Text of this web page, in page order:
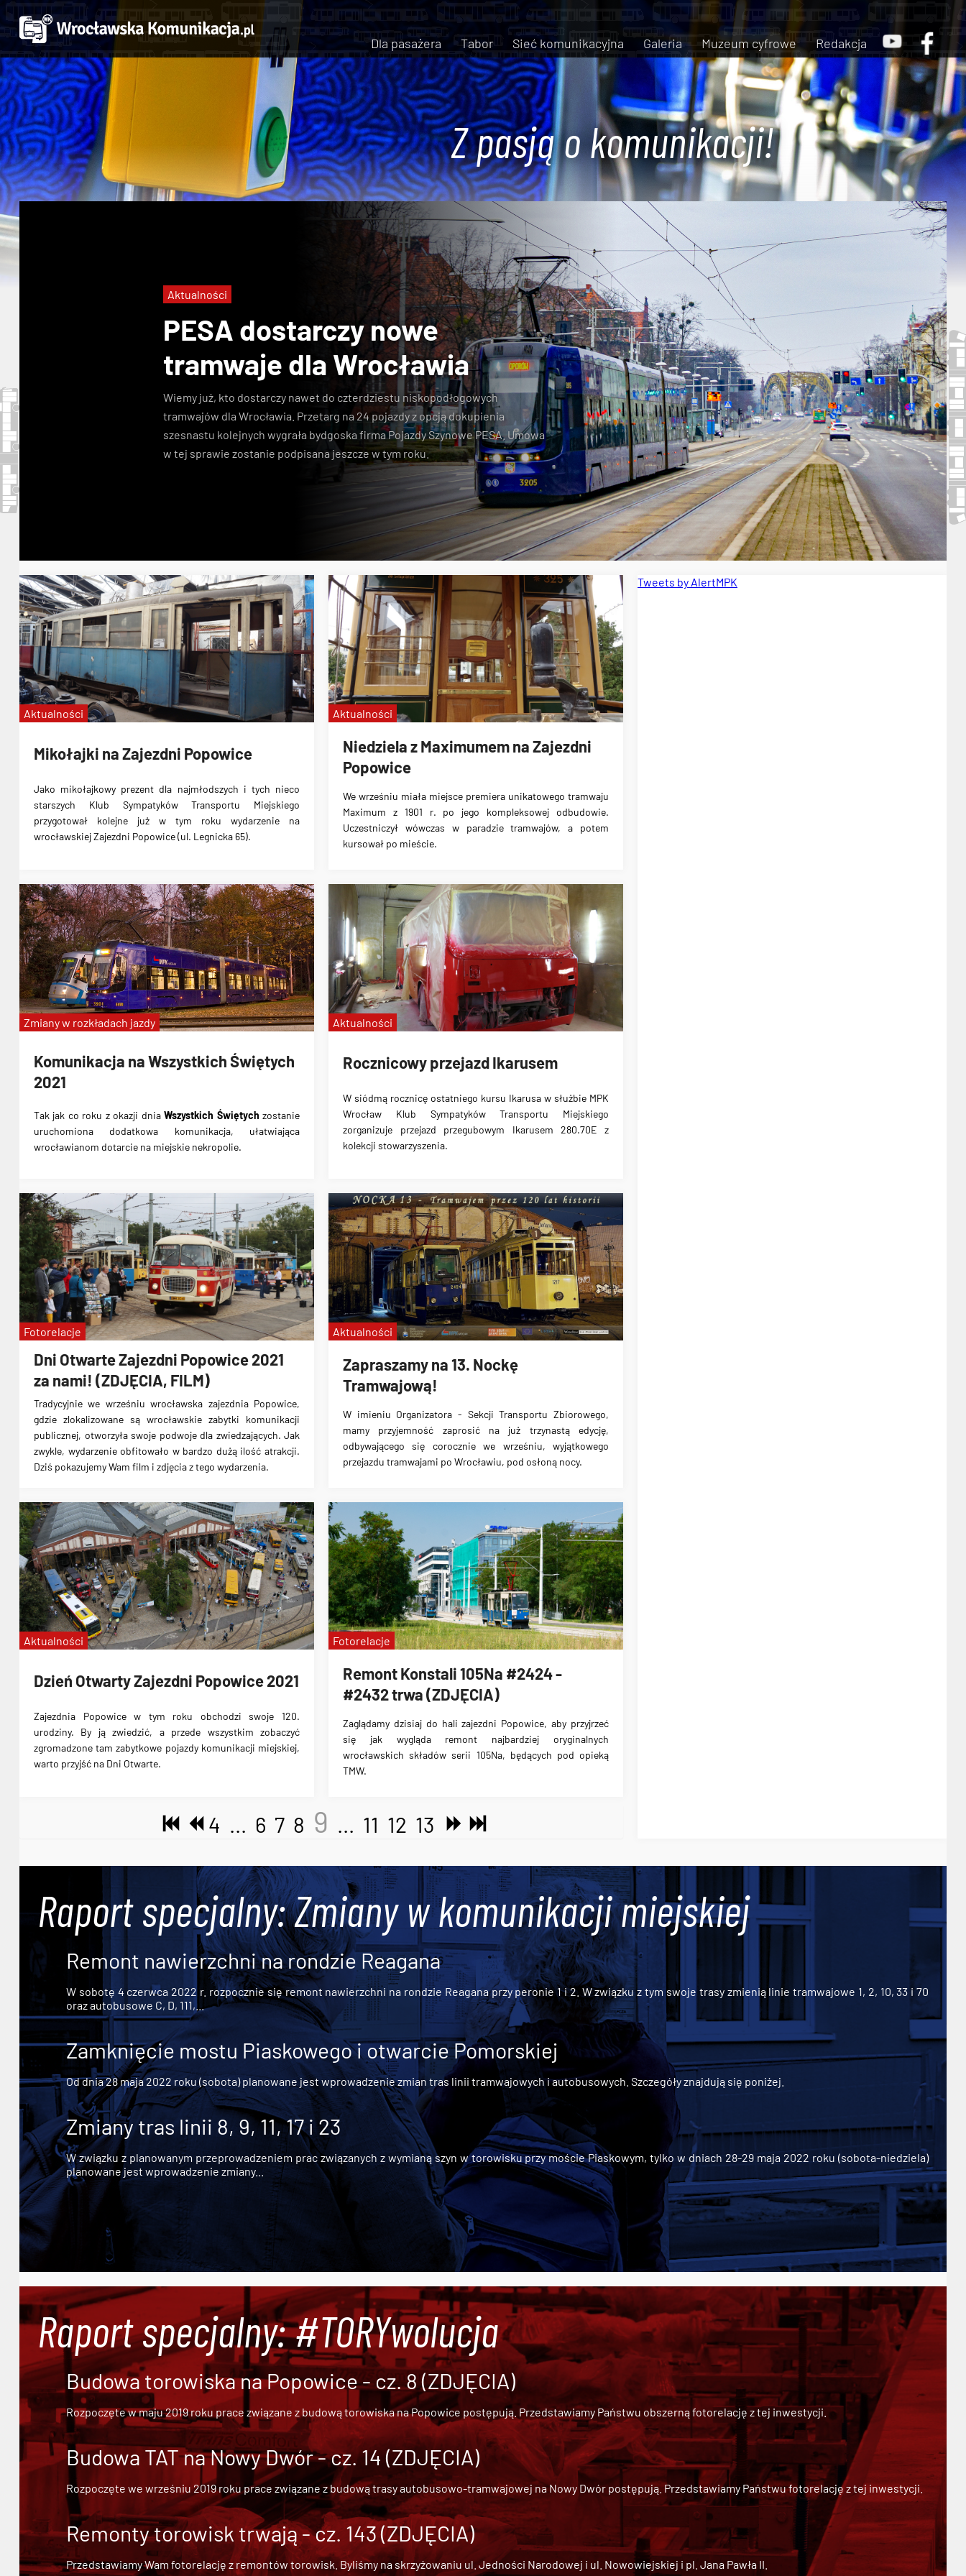
Dla pasażera Tabor Sieć komunikacyjna Galeria Muzeum cyfrowe Redakcja
Z pasją o komunikacji!
PESA dostarczy nowe
tramwaje dla Wrocławia
Wiemy już, kto dostarczy nawet do czterdziestu niskopodłogowych
tramwajów dla Wrocławia. Przetarg na 24 pojazdy z opcją dokupienia
szesnastu kolejnych wygrała bydgoska firma Pojazdy Szynowe PESA. Umowa
w tej sprawie zostanie podpisana jeszcze w tym roku.
Aktualności
Pesa przetarg nowe tramwaje
Mikołajki na Zajezdni Popowice
Jako mikołajkowy prezent dla najmłodszych i tych nieco
starszych Klub Sympatyków Transportu Miejskiego
przygotował kolejne już w tym roku wydarzenie na
wrocławskiej Zajezdni Popowice (ul. Legnicka 65).
Aktualności
Niedziela z Maximumem na Zajezdni
Popowice
We wrześniu miała miejsce premiera unikatowego tramwaju
Maximum z 1901 r. po jego kompleksowej odbudowie.
Uczestniczył wówczas w paradzie tramwajów, a potem
kursował po mieście.
Aktualności
Komunikacja na Wszystkich Świętych
2021
Tak jak co roku z okazji dniaWszystkich Świętych zostanie
uruchomiona dodatkowa komunikacja, ułatwiająca
wrocławianom dotarcie na miejskie nekropolie.
Zmiany w rozkładach jazdy
Rocznicowy przejazd Ikarusem
W siódmą rocznicę ostatniego kursu Ikarusa w służbie MPK
Wrocław Klub Sympatyków Transportu Miejskiego
zorganizuje przejazd przegubowym Ikarusem 280.70E z
kolekcji stowarzyszenia.
Aktualności
Dni Otwarte Zajezdni Popowice 2021
za nami! (ZDJĘCIA, FILM)
Tradycyjnie we wrześniu wrocławska zajezdnia Popowice,
gdzie zlokalizowane są wrocławskie zabytki komunikacji
publicznej, otworzyła swoje podwoje dla zwiedzających. Jak
zwykle, wydarzenie obfitowało w bardzo dużą ilość atrakcji.
Dziś pokazujemy Wam film i zdjęcia z tego wydarzenia.
Fotorelacje
Zapraszamy na 13. Nockę
Tramwajową!
W imieniu Organizatora - Sekcji Transportu Zbiorowego,
mamy przyjemność zaprosić na już trzynastą edycję,
odbywającego się corocznie we wrześniu, wyjątkowego
przejazdu tramwajami po Wrocławiu, pod osłoną nocy.
Aktualności
Dzień Otwarty Zajezdni Popowice 2021
Zajezdnia Popowice w tym roku obchodzi swoje 120.
urodziny. By ją zwiedzić, a przede wszystkim zobaczyć
zgromadzone tam zabytkowe pojazdy komunikacji miejskiej,
warto przyjść na Dni Otwarte.
Aktualności
Remont Konstali 105Na #2424 -
#2432 trwa (ZDJĘCIA)
Zaglądamy dzisiaj do hali zajezdni Popowice, aby przyjrzeć
się jak wygląda remont najbardziej oryginalnych
wrocławskich składów serii 105Na, będących pod opieką
TMW.
Fotorelacje
4 ... 6 7 8 9 ... 11 12 13
Tweets by AlertMPK
Raport specjalny: Zmiany w komunikacji miejskiej
Remont nawierzchni na rondzie Reagana
W sobotę 4 czerwca 2022 r. rozpocznie się remont nawierzchni na rondzie Reagana przy peronie 1 i 2. W związku z tym swoje trasy zmienią linie tramwajowe 1, 2, 10, 33 i 70
oraz autobusowe C, D, 111,...
Zamknięcie mostu Piaskowego i otwarcie Pomorskiej
Od dnia 28 maja 2022 roku (sobota) planowane jest wprowadzenie zmian tras linii tramwajowych i autobusowych. Szczegóły znajdują się poniżej.
Zmiany tras linii 8, 9, 11, 17 i 23
W związku z planowanym przeprowadzeniem prac związanych z wymianą szyn w torowisku przy moście Piaskowym, tylko w dniach 28-29 maja 2022 roku (sobota-niedziela)
planowane jest wprowadzenie zmiany...
Raport specjalny: #TORYwolucja
Budowa torowiska na Popowice - cz. 8 (ZDJĘCIA)
Rozpoczęte w maju 2019 roku prace związane z budową torowiska na Popowice postępują. Przedstawiamy Państwu obszerną fotorelację z tej inwestycji.
Budowa TAT na Nowy Dwór - cz. 14 (ZDJĘCIA)
Rozpoczęte we wrześniu 2019 roku prace związane zbudową trasy autobusowo-tramwajowej na Nowy Dwórpostępują. Przedstawiamy Państwu fotorelację z tej inwestycji.
Remonty torowisk trwają - cz. 143 (ZDJĘCIA)
Przedstawiamy Wam fotorelację z remontów torowisk. Byliśmy na skrzyżowaniu ul. Jedności Narodowej i ul. Nowowiejskiej i pl. Jana Pawła II.